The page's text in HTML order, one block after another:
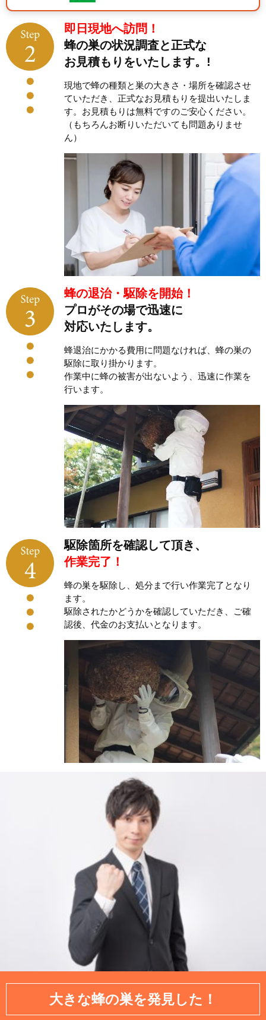
即日現地へ訪問！
蜂の巣の状況調査と正式な
お見積もりをいたします。!
現地で蜂の種類と巣の大きさ・場所を確認させ
ていただき、正式なお見積もりを提出いたしま
す。お見積もりは無料ですのご安心ください。
（もちろんお断りいただいても問題ありませ
ん）
蜂の退治・駆除を開始！
プロがその場で迅速に
対応いたします。
蜂退治にかかる費用に問題なければ、蜂の巣の
駆除に取り掛かります。
作業中に蜂の被害が出ないよう、迅速に作業を
行います。
駆除箇所を確認して頂き、
作業完了！
蜂の巣を駆除し、処分まで行い作業完了となり
ます。
駆除されたかどうかを確認していただき、ご確
認後、代金のお支払いとなります。
大きな蜂の巣を発見した！